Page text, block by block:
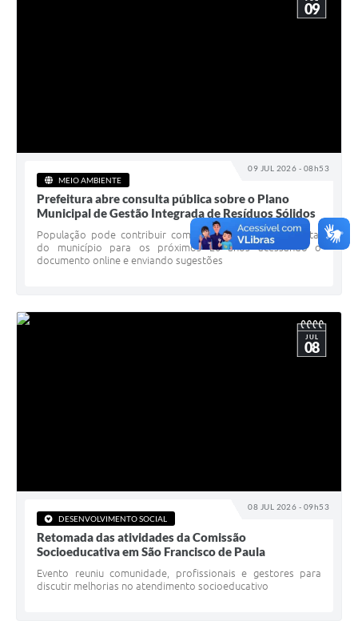
09 JUL 2026 - 08h53
09
MEIO AMBIENTE
Prefeitura abre consulta pública sobre o Plano
Municipal de Gestão Integrada de Resíduos Sólidos
População pode contribuir com o planejamento ambiental
do município para os próximos 20 anos acessando o
documento online e enviando sugestões
08 JUL 2026 - 09h53
JUL
08
DESENVOLVIMENTO SOCIAL
Retomada das atividades da Comissão
Socioeducativa em São Francisco de Paula
Evento reuniu comunidade, profissionais e gestores para
discutir melhorias no atendimento socioeducativo